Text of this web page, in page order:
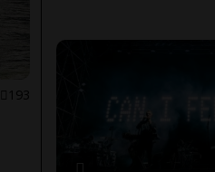
193